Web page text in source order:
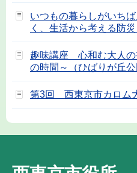
いつもの暮らしがいち
く、生活から考える防
趣味講座 心和む大人の
の時間～（ひばりが丘公
第3回 西東京市カロム